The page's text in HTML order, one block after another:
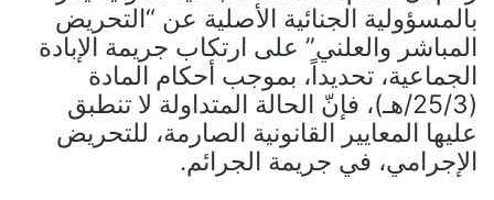
بالمسؤولية الجنائية الأصلية عن “التحريض
المباشر والعلني” على ارتكاب جريمة الإبادة
الجماعية، تحديداً، بموجب أحكام المادة
(25/3/هـ)، فإنّ الحالة المتداولة لا تنطبق
عليها المعايير القانونية الصارمة، للتحريض
الإجرامي، في جريمة الجرائم.